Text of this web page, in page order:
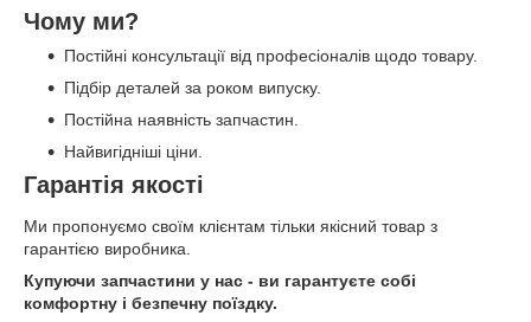
Чому ми?
Постійні консультації від професіоналів щодо товару.
Підбір деталей за роком випуску.
Постійна наявність запчастин.
Найвигідніші ціни.
Гарантія якості
Ми пропонуємо своїм клієнтам тільки якісний товар з
гарантією виробника.
Купуючи запчастини у нас - ви гарантуєте собі
комфортну і безпечну поїздку.